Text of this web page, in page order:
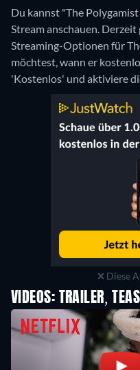
Du kannst "The
Stream anschauen. Derzeit
Streaming-Optionen für
möchtest, wann er
'Kostenlos' und aktiviere
Diese
VIDEOS: TRAILER,